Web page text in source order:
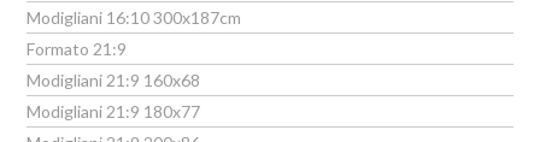
Modigliani 16:10 300x187cm
Formato 21:9
Modigliani 21:9 160x68
Modigliani 21:9 180x77